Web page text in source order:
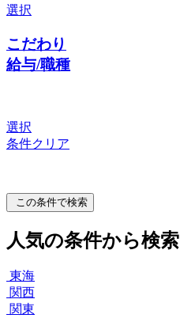
選択
こだわり
給与/職種
選択
条件クリア
この条件で検索
人気の条件から検索
東海
関西
関東